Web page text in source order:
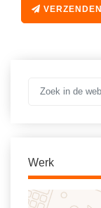
VERZENDEN
Werk